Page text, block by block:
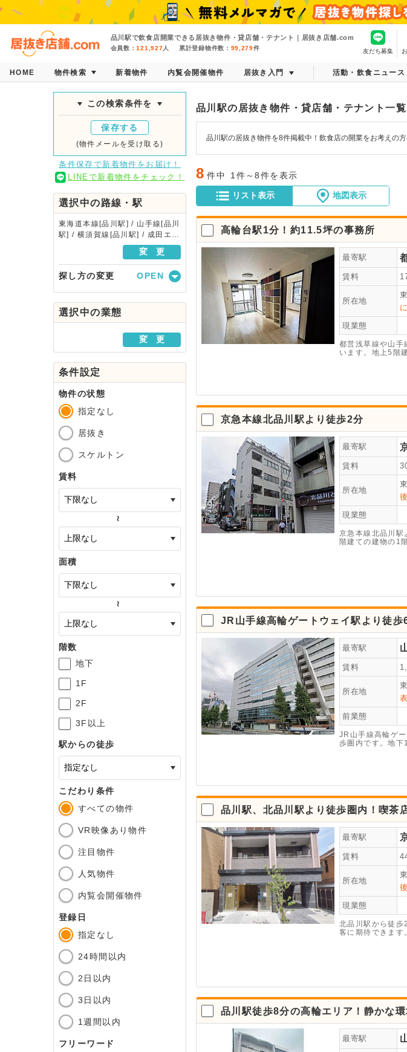
品川駅で飲食店開業できる居抜き物件・貸店舗・テナント｜居抜き店舗.com
会員数：121,927人 累計登録物件数： 99,279件 友だち募集
HOME 物件検索 新着物件 内覧会開催物件 居抜き入門 活動・飲食ニュース
この検索条件を
保存する
(物件メールを受け取る)
条件保存で新着物件をお届け！
LINEで新着物件をチェック！
選択中の路線・駅
東海道本線[品川駅] / 山手線[品川
駅] / 横須賀線[品川駅] / 成田エク
スプレス[品川駅] / 京浜東北・根
岸線[品川駅] / 京急本線[品川駅]
変 更
探し方の変更
駅・路線から探す
地域から探す
選択中の業態
変 更
条件設定
物件の状態
指定なし
居抜き
スケルトン
賃料
～
面積
～
階数
地下
1F
2F
3F以上
駅からの徒歩
こだわり条件
すべての物件
VR映像あり物件
注目物件
人気物件
内覧会開催物件
登録日
指定なし
24時間以内
2日以内
3日以内
1週間以内
フリーワード
品川駅の居抜き物件・貸店舗・テナント一覧
品川駅の居抜き物件を8件掲載中！飲食店の開業をお考えの
8 件中 1件～8件を表示
リスト表示 地図表示
高輪台駅1分！約11.5坪の事務所
最寄駅
賃料
所在地
現業態
都営浅草線や山手
います。地上5階
京急本線北品川駅より徒歩2分
最寄駅
賃料
所在地
現業態
京急本線北品川駅
階建ての建物の1
JR山手線高輪ゲートウェイ駅より徒歩
最寄駅
賃料
所在地
前業態
JR山手線高輪ゲ
歩圏内です。地
品川駅、北品川駅より徒歩圏内！喫茶
最寄駅
賃料
所在地
現業態
北品川駅から徒
客に期待できます
品川駅徒歩8分の高輪エリア！静かな
最寄駅